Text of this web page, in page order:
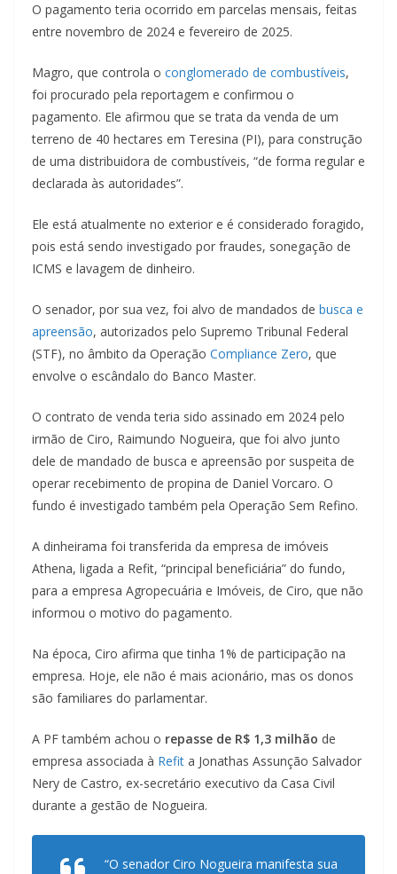
O pagamento teria ocorrido em parcelas mensais, feitas
entre novembro de 2024 e fevereiro de 2025.
Magro, que controla o conglomerado de combustíveis,
foi procurado pela reportagem e confirmou o
pagamento. Ele afirmou que se trata da venda de um
terreno de 40 hectares em Teresina (PI), para construção
de uma distribuidora de combustíveis, “de forma regular e
declarada às autoridades”.
Ele está atualmente no exterior e é considerado foragido,
pois está sendo investigado por fraudes, sonegação de
ICMS e lavagem de dinheiro.
O senador, por sua vez, foi alvo de mandados de busca e
apreensão, autorizados pelo Supremo Tribunal Federal
(STF), no âmbito da Operação Compliance Zero, que
envolve o escândalo do Banco Master.
O contrato de venda teria sido assinado em 2024 pelo
irmão de Ciro, Raimundo Nogueira, que foi alvo junto
dele de mandado de busca e apreensão por suspeita de
operar recebimento de propina de Daniel Vorcaro. O
fundo é investigado também pela Operação Sem Refino.
A dinheirama foi transferida da empresa de imóveis
Athena, ligada a Refit, “principal beneficiária” do fundo,
para a empresa Agropecuária e Imóveis, de Ciro, que não
informou o motivo do pagamento.
Na época, Ciro afirma que tinha 1% de participação na
empresa. Hoje, ele não é mais acionário, mas os donos
são familiares do parlamentar.
A PF também achou o repasse de R$ 1,3 milhão de
empresa associada à Refit a Jonathas Assunção Salvador
Nery de Castro, ex-secretário executivo da Casa Civil
durante a gestão de Nogueira.
“O senador Ciro Nogueira manifesta sua